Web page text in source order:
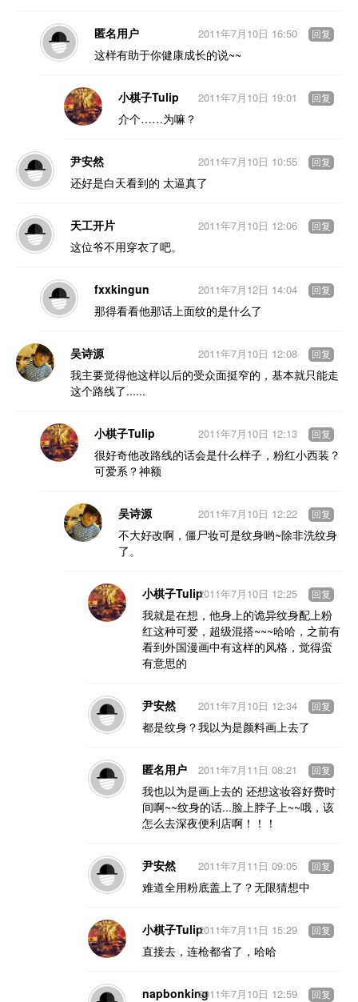
匿名用户
这样有助于你健康成长的说~~
2011年7月10日 16:50 回复
小棋子Tulip
介个……为嘛？
2011年7月10日 19:01 回复
尹安然
还好是白天看到的 太逼真了
2011年7月10日 10:55 回复
天工开片
这位爷不用穿衣了吧。
2011年7月10日 12:06 回复
fxxkingun
那得看看他那话上面纹的是什么了
2011年7月12日 14:04 回复
吴诗源
我主要觉得他这样以后的受众面挺窄的，基本就只能走
这个路线了......
2011年7月10日 12:08 回复
小棋子Tulip
很好奇他改路线的话会是什么样子，粉红小西装？
可爱系？神额
2011年7月10日 12:13 回复
吴诗源
不大好改啊，僵尸妆可是纹身哟~除非洗纹身
了。
2011年7月10日 12:22 回复
小棋子Tulip
我就是在想，他身上的诡异纹身配上粉
红这种可爱，超级混搭~~~哈哈，之前有
看到外国漫画中有这样的风格，觉得蛮
有意思的
2011年7月10日 12:25 回复
尹安然
都是纹身？我以为是颜料画上去了
2011年7月10日 12:34 回复
匿名用户
我也以为是画上去的 还想这妆容好费时
间啊~~纹身的话...脸上脖子上~~哦，该
怎么去深夜便利店啊！！！
2011年7月11日 08:21 回复
尹安然
难道全用粉底盖上了？无限猜想中
2011年7月11日 09:05 回复
小棋子Tulip
直接去，连枪都省了，哈哈
2011年7月11日 15:29 回复
napbonking2011年7月10日 12:59 回复